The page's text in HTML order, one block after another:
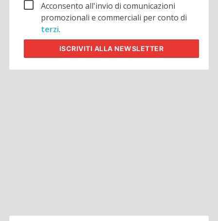
Acconsento all'invio di comunicazioni
promozionali e commerciali per conto di
terzi.
ISCRIVITI ALLA NEWSLETTER